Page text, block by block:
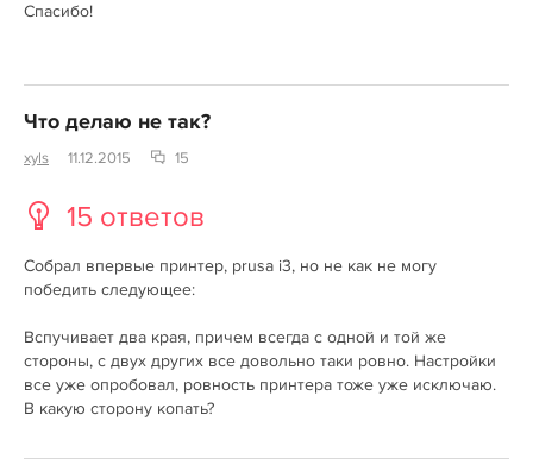
Спасибо!
Что делаю не так?
xyls 11.12.2015 15
15 ответов
Собрал впервые принтер, prusa i3, но не как не могу
победить следующее:
Вспучивает два края, причем всегда с одной и той же
стороны, с двух других все довольно таки ровно. Настройки
все уже опробовал, ровность принтера тоже уже исключаю.
В какую сторону копать?